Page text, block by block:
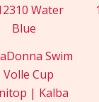
Swim
Volle Cup
| Kalba